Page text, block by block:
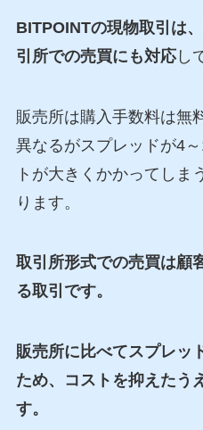
BITPOINTの現物取引は
引所での売買にも対応し
販売所は購入手数料は無
異なるがスプレッドが4
トが大きくかかってしま
ります。
取引所形式での売買は顧
る取引です。
販売所に比べてスプレッ
ため、コストを抑えたう
す。